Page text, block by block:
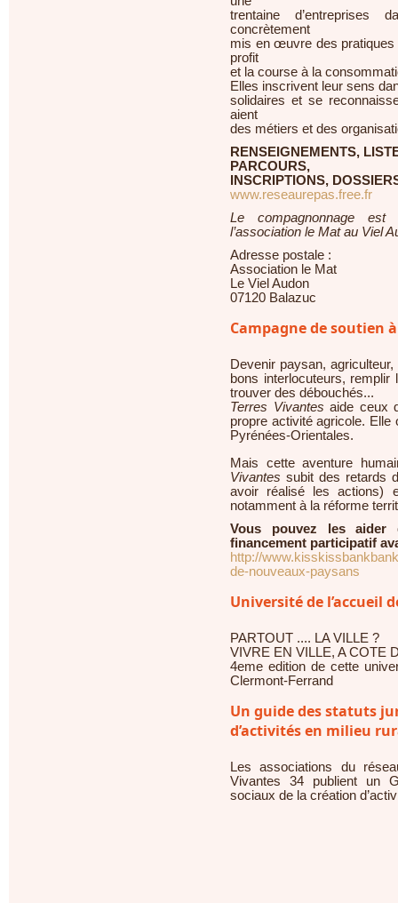
trentaine
concrètement
mis en œuvre des pratiques
profit
et la course à la
Elles inscrivent leur sens
solidaires et se
aient
des métiers et des
RENSEIGNEMENTS,
PARCOURS,
INSCRIPTIONS,
www.reseaurepas.free.fr
Le compagnonnage
l’association le Mat au Viel
Adresse postale :
Association le Mat
Le Viel Audon
07120 Balazuc
Campagne de soutien
Devenir paysan,
bons interlocuteurs,
trouver des débouchés...
Terres Vivantes aide ceux
propre activité agricole.
Pyrénées-Orientales.
Mais cette aventure
Vivantes subit des retards
avoir réalisé les actions)
notamment à la réforme
Vous pouvez les aider
financement participatif
http://
de-nouveaux-paysans
Université de l’accueil
PARTOUT .... LA VILLE ?
VIVRE EN VILLE, A COTE
4eme edition de cette
Clermont-Ferrand
Un guide des statuts
d’activités en milieu
Les associations du
Vivantes 34 publient un
sociaux de la création